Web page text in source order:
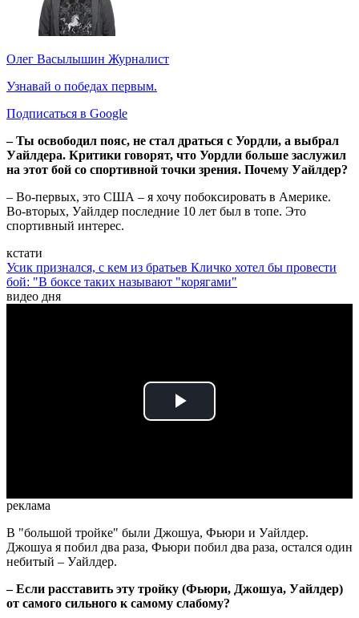
Олег Васылышин Журналист
Узнавай о победах первым.
Подписаться в Google
– Ты освободил пояс, не стал драться с Уордли, а выбрал
Уайлдера. Критики говорят, что Уордли больше заслужил
на этот бой со спортивной точки зрения. Почему Уайлдер?
– Во-первых, это США – я хочу побоксировать в Америке.
Во-вторых, Уайлдер последние 10 лет был в топе. Это
спортивный интерес.
кстати
Усик признался, с кем из братьев Кличко хотел бы провести
бой: "В боксе таких называют "корягами"
видео дня
Play
реклама
В "большой тройке" были Джошуа, Фьюри и Уайлдер.
Джошуа я побил два раза, Фьюри побил два раза, остался один
небитый – Уайлдер.
– Если расставить эту тройку (Фьюри, Джошуа, Уайлдер)
от самого сильного к самому слабому?